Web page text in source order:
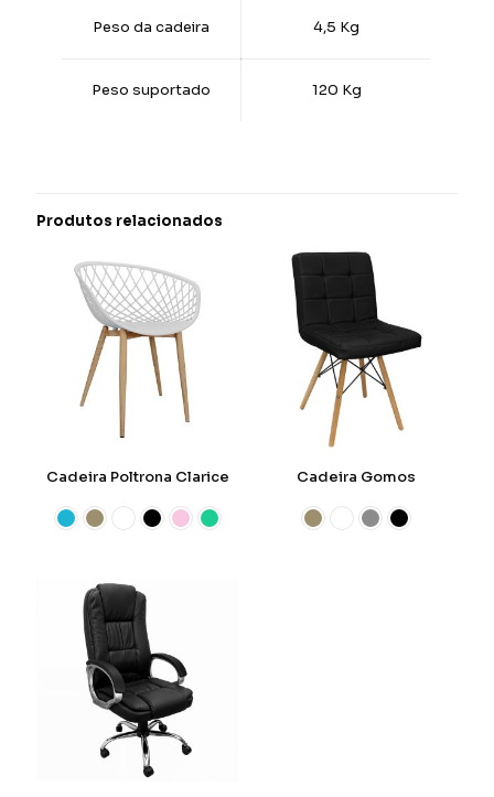
Peso da cadeira 4,5 Kg
Peso suportado 120 Kg
Produtos relacionados
Cadeira Poltrona Clarice Cadeira Gomos